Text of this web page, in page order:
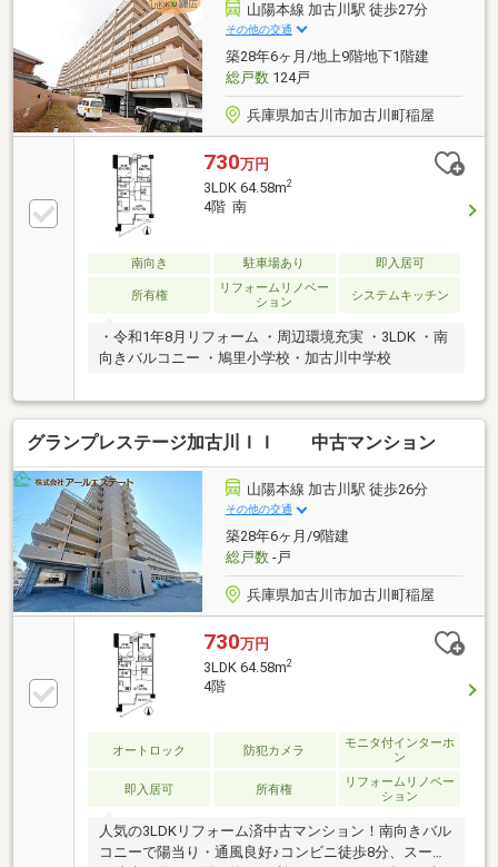
山陽本線 加古川駅 徒歩27分
その他の交通
築28年6ヶ月/地上9階地下1階建
総戸数124戸
兵庫県加古川市加古川町稲屋
730万円
3LDK 64.58m2
4階 南
南向き 駐車場あり 即入居可
所有権
リフォームリノベー
ション
システムキッチン
・令和1年8月リフォーム ・周辺環境充実 ・3LDK ・南
向きバルコニー ・鳩里小学校・加古川中学校
グランプレステージ加古川ＩＩ 中古マンション
山陽本線 加古川駅 徒歩26分
その他の交通
築28年6ヶ月/9階建
総戸数-戸
兵庫県加古川市加古川町稲屋
730万円
3LDK 64.58m2
4階
オートロック 防犯カメラ
モニタ付インターホ
ン
即入居可 所有権
リフォームリノベー
ション
人気の3LDKリフォーム済中古マンション！南向きバル
コニーで陽当り・通風良好♪コンビニ徒歩8分、スーパ